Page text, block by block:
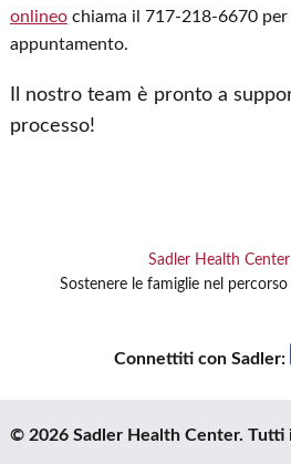
onlineochiama il 717-218-6670 per
appuntamento.
Il nostro team è pronto a
processo!
Sadler Health Center
Sostenere le famiglie nel
Connettiti con Sadler:
© 2026 Sadler Health Center.